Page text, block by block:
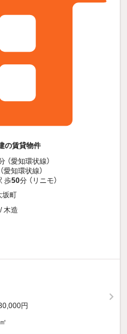
の賃貸物件
（愛知環状線）
愛知環状線）
歩50分 （リニモ）
坂町
木造
円